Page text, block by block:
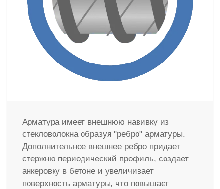
Арматура имеет внешнюю навивку из
стекловолокна образуя "ребро" арматуры.
Дополнительное внешнее ребро придает
стержню периодический профиль, создает
анкеровку в бетоне и увеличивает
поверхность арматуры, что повышает